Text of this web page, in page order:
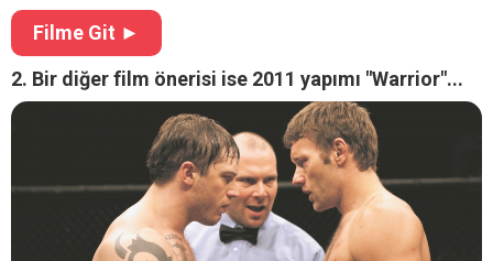
Filme Git ►
2. Bir diğer film önerisi ise 2011 yapımı "Warrior"...